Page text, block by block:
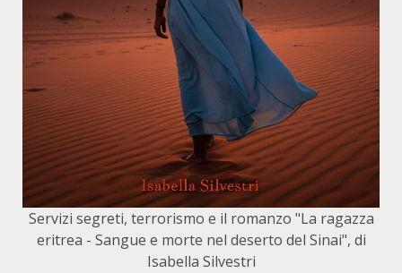
Servizi segreti, terrorismo e il romanzo "La ragazza
eritrea - Sangue e morte nel deserto del Sinai", di
Isabella Silvestri